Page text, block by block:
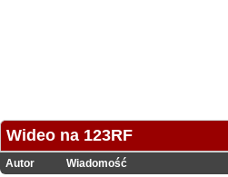
Wideo na 123RF
Autor Wiadomość